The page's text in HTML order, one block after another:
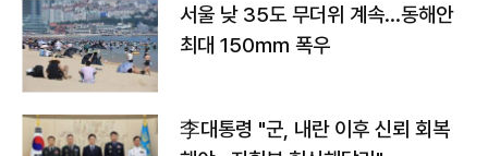
서울 낮 35도 무더위 계속…동해안
최대 150㎜ 폭우
李대통령 "군, 내란 이후 신뢰 회복